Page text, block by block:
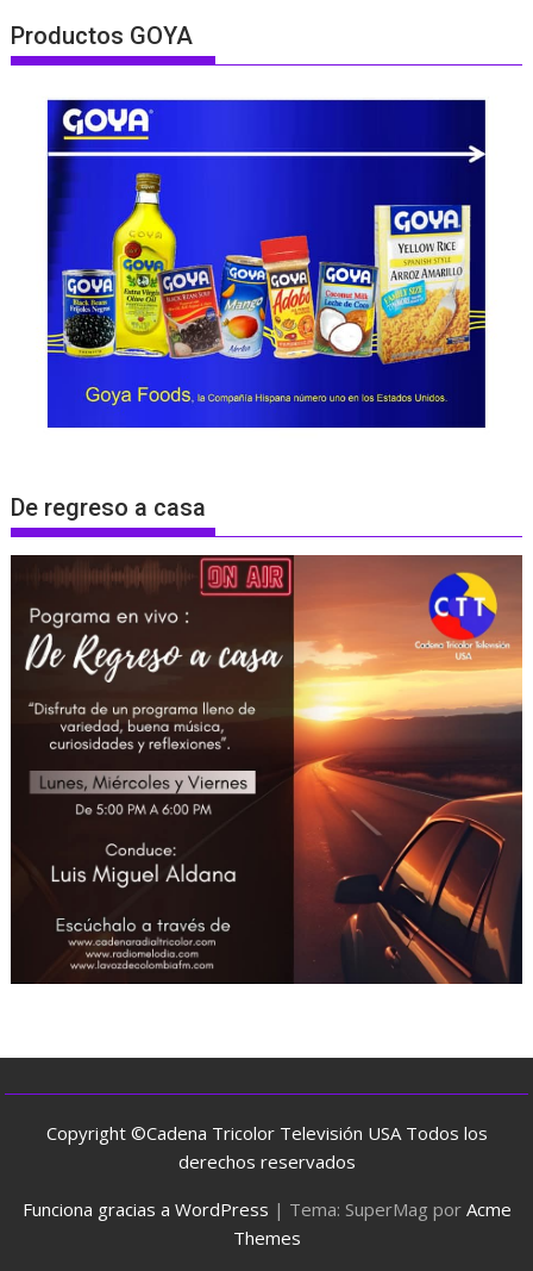
Productos GOYA
De regreso a casa
Copyright ©Cadena Tricolor Televisión USA Todos los
derechos reservados
Funciona gracias a WordPress | Tema: SuperMag por Acme
Themes